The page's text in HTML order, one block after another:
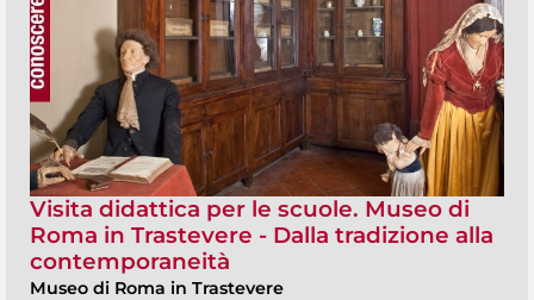
Visita didattica per le scuole. Museo di
Roma in Trastevere - Dalla tradizione alla
contemporaneità
Museo di Roma in Trastevere